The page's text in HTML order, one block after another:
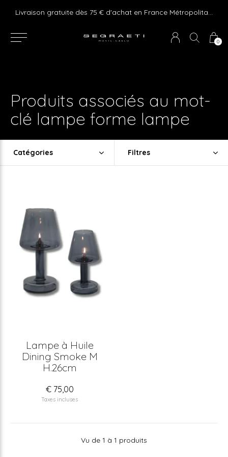
0
Livraison gratuite dès 75 € d'achat en France Métropolitaine et Monaco (hors mobilier)
Produits associés au mot-
clé lampe forme lampe
Catégories Filtres
Lampe à Huile
Dining Smoke M
H.26cm
€ 75,00
Taxes incluses
Vu de 1 à 1 produits